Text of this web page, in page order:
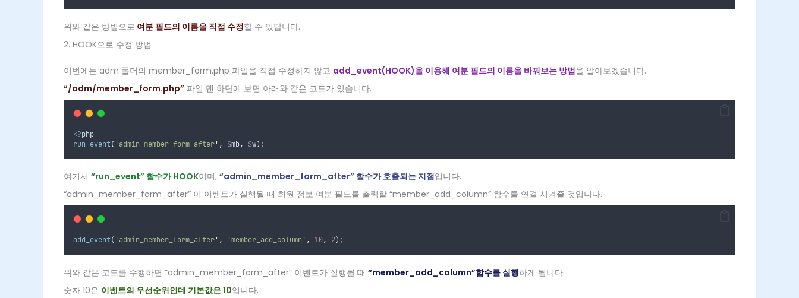
위와 같은 방법으로 여분 필드의 이름을 직접 수정할 수 있답니다.
2. HOOK으로 수정 방법
이번에는 adm 폴더의 member_form.php 파일을 직접 수정하지 않고 add_event(HOOK)을 이용해 여분 필드의 이름을 바꿔보는 방법을 알아보겠습니다.
“/adm/member_form.php” 파일 맨 하단에 보면 아래와 같은 코드가 있습니다.
<?php
run_event( ' admin_member_form_after' , $mb, $w) ;
여기서 “run_event” 함수가 HOOK이며, “admin_member_form_after” 함수가 호출되는 지점입니다.
“admin_member_form_after” 이 이벤트가 실행될 때 회원 정보 여분 필드를 출력할 “member_add_column” 함수를 연결 시켜줄 것입니다.
add_event( ' admin_member_form_after' , 'member_add_column ' , 10, 2) ;
위와 같은 코드를 수행하면 “admin_member_form_after” 이벤트가 실행될 때 “member_add_column”함수를 실행하게 됩니다.
숫자 10은 이벤트의 우선순위인데 기본값은 10입니다.